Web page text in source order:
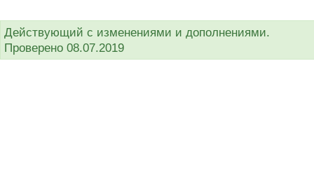
Действующий с изменениями и дополнениями.
Проверено 08.07.2019